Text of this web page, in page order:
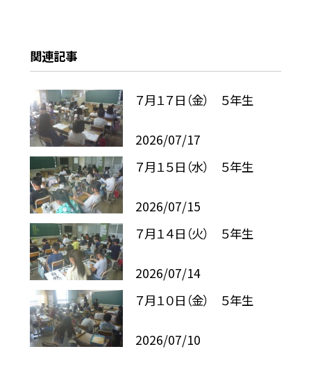
関連記事
７月１７日（金） ５年生
2026/07/17
７月１５日（水） ５年生
2026/07/15
７月１４日（火） ５年生
2026/07/14
７月１０日（金） ５年生
2026/07/10